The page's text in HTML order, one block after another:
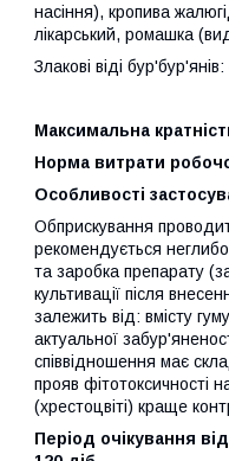
насіння), кропива
лікарський, ромашка
Злакові віді
Максимальна
Норма витрати
Особливості
Обприскування
рекомендується
та заробка препарату
культивації після
залежить від: вмісту
актуальної
співвідношення має
прояв фітотоксичності
(хрестоцвіті) краще
Період очікування